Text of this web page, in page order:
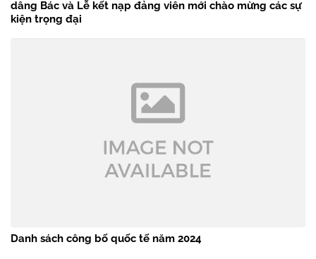
dâng Bác và Lễ kết nạp đảng viên mới chào mừng các sự
kiện trọng đại
Danh sách công bố quốc tế năm 2024